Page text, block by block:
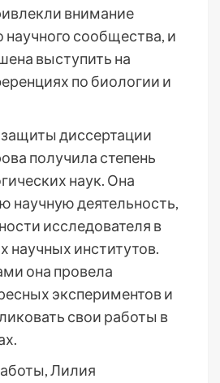
внимание
сообщества, и
выступить на
по биологии и
диссертации
получила степень
наук. Она
научную деятельность,
исследователя в
научных институтов.
она провела
экспериментов и
свои работы в
Лилия